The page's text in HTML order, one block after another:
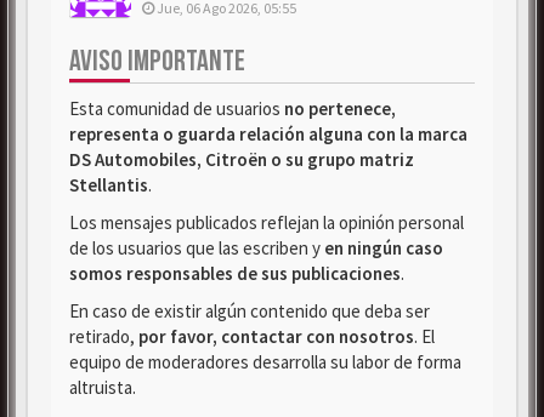
Jue, 06 Ago 2026, 05:55
AVISO IMPORTANTE
Esta comunidad de usuarios no pertenece,
representa o guarda relación alguna con la marca
DS Automobiles, Citroën o su grupo matriz
Stellantis.
Los mensajes publicados reflejan la opinión personal
de los usuarios que las escriben y en ningún caso
somos responsables de sus publicaciones.
En caso de existir algún contenido que deba ser
retirado, por favor, contactar con nosotros. El
equipo de moderadores desarrolla su labor de forma
altruista.